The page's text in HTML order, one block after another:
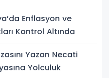
Enflasyon ve
Kontrol Altında
Yazan Necati
Yolculuk